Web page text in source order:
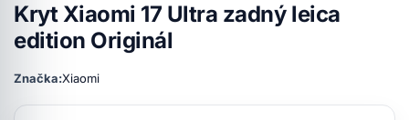
Kryt Xiaomi 17 Ultra zadný leica
edition Originál
Značka:Xiaomi